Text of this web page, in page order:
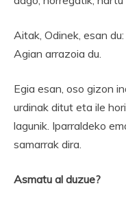
Aitak, Odinek, esan du:
Agian arrazoia du.
Egia esan, oso gizon
urdinak ditut eta ile
lagunik. Iparraldeko
samarrak dira.
Asmatu al duzue?